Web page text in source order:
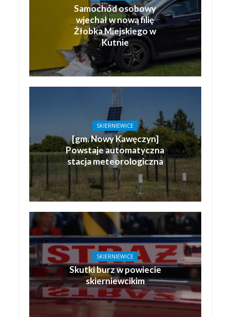
Samochód osobowy
wjechał w nową filię
Żłobka Miejskiego w
Kutnie
SKIERNIEWICE
[gm. Nowy Kawęczyn]
Powstaje automatyczna
stacja meteorologiczna
SKIERNIEWICE
Skutki burz w powiecie
skierniewcikim